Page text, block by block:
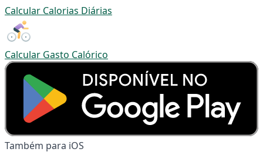
Calcular Calorias Diárias
Calcular Gasto Calórico
Também para iOS